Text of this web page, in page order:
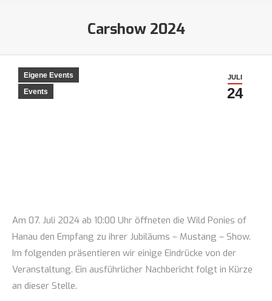
Carshow 2024
JULI
24
Eigene Events
Events
Am 07. Juli 2024 ab 10:00 Uhr öffneten die Wild Ponies of
Hanau den Empfang zu ihrer Jubiläums – Mustang – Show.
Im folgenden präsentieren wir einige Eindrücke von der
Veranstaltung. Ein ausführlicher Nachbericht folgt in Kürze
an dieser Stelle.